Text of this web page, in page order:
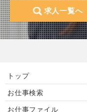
求人一覧へ
トップ
お仕事検索
お仕事ファイル